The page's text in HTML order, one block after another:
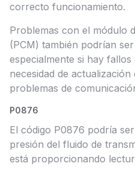
correcto funcionamiento.
Problemas con el módulo
(PCM) también podrían
especialmente si hay
necesidad de
problemas de
P0876
El código P0876 podría
presión del fluido de
está proporcionando